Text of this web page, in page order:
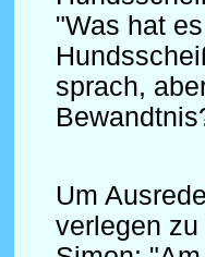
"Was hat
sprach,
Um
verlegen